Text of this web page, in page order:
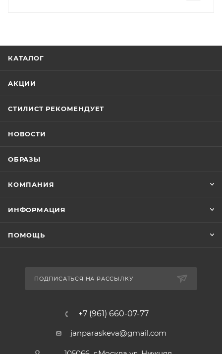
КАТАЛОГ
АКЦИИ
СТИЛИСТ РЕКОМЕНДУЕТ
НОВОСТИ
ОБРАЗЫ
КОМПАНИЯ
ИНФОРМАЦИЯ
ПОМОЩЬ
ПОДПИСАТЬСЯ НА РАССЫЛКУ
+7 (961) 660-07-77
janparaskeva@gmail.com